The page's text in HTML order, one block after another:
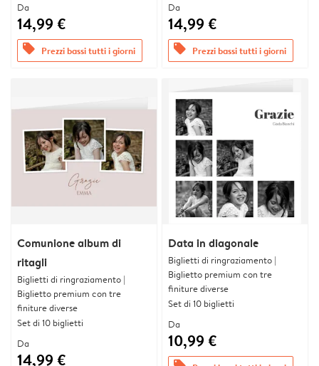
Da
14,99 €
offers Prezzi bassi tutti i giorni
Da
14,99 €
offers Prezzi bassi tutti i giorni
Comunione album di
ritagli
Biglietti di ringraziamento |
Biglietto premium con tre
finiture diverse
Set di 10 biglietti
Da
14,99 €
Data in diagonale
Biglietti di ringraziamento |
Biglietto premium con tre
finiture diverse
Set di 10 biglietti
Da
10,99 €